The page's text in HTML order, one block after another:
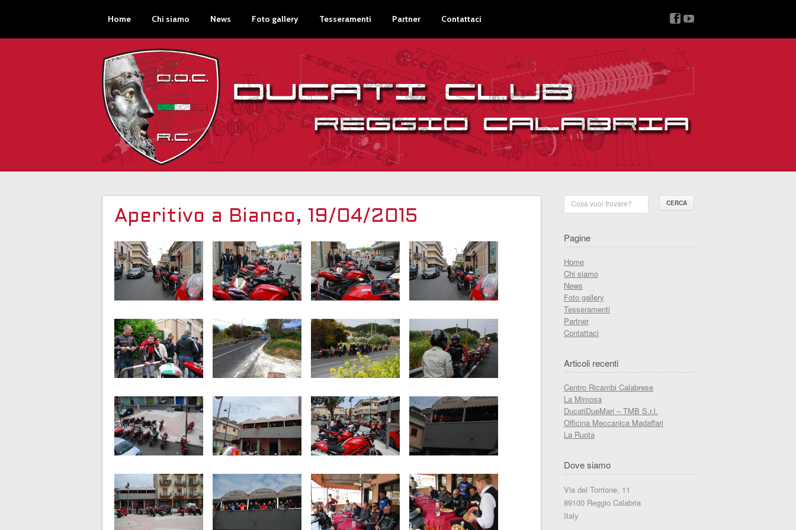
Home Chi siamo News Foto gallery Tesseramenti Partner Contattaci v z
Aperitivo a Bianco, 19/04/2015
Cosa vuoi trovare?
Pagine
Home
Chi siamo
News
Foto gallery
Tesseramenti
Partner
Contattaci
Articoli recenti
Centro Ricambi Calabrese
La Mimosa
DucatiDueMari – TMB S.r.l.
Officina Meccanica Madaffari
La Ruota
Dove siamo
Via del Torrione, 11
89100 Reggio Calabria
Italy